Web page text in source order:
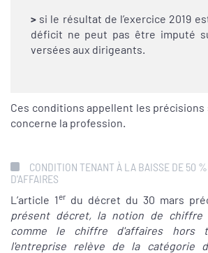
>si le résultat de l’exercice 2019
déficit ne peut pas être imputé
versées aux dirigeants.
Ces conditions appellent les précisions
concerne la profession.
CONDITION TENANT À LA BAISSE DE 50
D'AFFAIRES
L’article 1er du décret du 30 mars
présent décret, la notion de chiffre
comme le chiffre d'affaires hors
l'entreprise relève de la catégorie